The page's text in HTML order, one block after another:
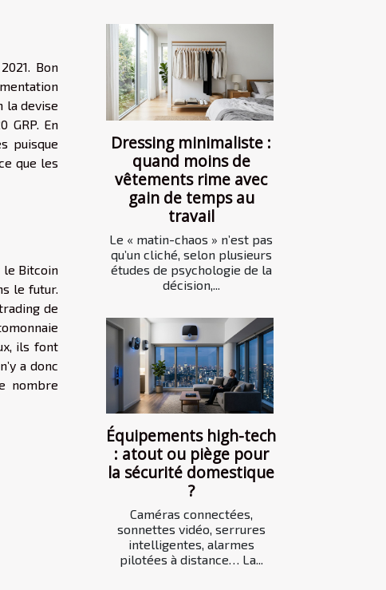
Bon
la devise
GRP. En
puisque
que les
le Bitcoin
le futur.
de
ils font
a donc
nombre
Dressing minimaliste :
quand moins de
vêtements rime avec
gain de temps au
travail
Le « matin-chaos » n’est pas
qu’un cliché, selon plusieurs
études de psychologie de la
décision,...
Équipements high-tech
: atout ou piège pour
la sécurité domestique
?
Caméras connectées,
sonnettes vidéo, serrures
intelligentes, alarmes
pilotées à distance… La...